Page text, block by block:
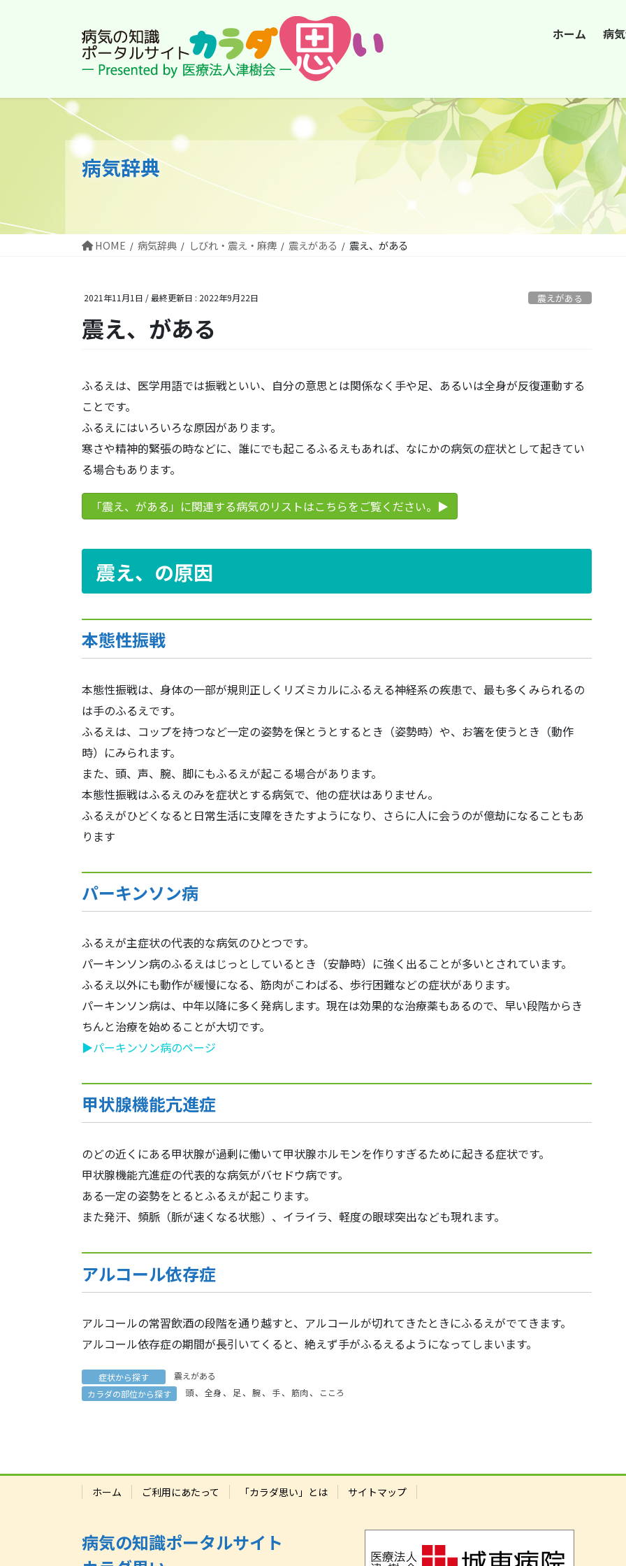
ホーム 病
病気辞典
HOME 病気辞典 しびれ・震え・麻痺 震えがある 震え、がある
2021年11月1日 / 最終更新日 : 2022年9月22日 震えがある
震え、がある
ふるえは、医学用語では振戦といい、自分の意思とは関係なく手や足、あるいは全身が反復運動する
ことです。
ふるえにはいろいろな原因があります。
寒さや精神的緊張の時などに、誰にでも起こるふるえもあれば、なにかの病気の症状として起きてい
る場合もあります。
「震え、がある」に関連する病気のリストはこちらをご覧ください。▶
震え、の原因
本態性振戦
本態性振戦は、身体の一部が規則正しくリズミカルにふるえる神経系の疾患で、最も多くみられるの
は手のふるえです。
ふるえは、コップを持つなど一定の姿勢を保とうとするとき（姿勢時）や、お箸を使うとき（動作
時）にみられます。
また、頭、声、腕、脚にもふるえが起こる場合があります。
本態性振戦はふるえのみを症状とする病気で、他の症状はありません。
ふるえがひどくなると日常生活に支障をきたすようになり、さらに人に会うのが億劫になることもあ
ります
パーキンソン病
ふるえが主症状の代表的な病気のひとつです。
パーキンソン病のふるえはじっとしているとき（安静時）に強く出ることが多いとされています。
ふるえ以外にも動作が緩慢になる、筋肉がこわばる、歩行困難などの症状があります。
パーキンソン病は、中年以降に多く発病します。現在は効果的な治療薬もあるので、早い段階からき
ちんと治療を始めることが大切です。
▶パーキンソン病のページ
甲状腺機能亢進症
のどの近くにある甲状腺が過剰に働いて甲状腺ホルモンを作りすぎるために起きる症状です。
甲状腺機能亢進症の代表的な病気がバセドウ病です。
ある一定の姿勢をとるとふるえが起こります。
また発汗、頻脈（脈が速くなる状態）、イライラ、軽度の眼球突出なども現れます。
アルコール依存症
アルコールの常習飲酒の段階を通り越すと、アルコールが切れてきたときにふるえがでてきます。
アルコール依存症の期間が長引いてくると、絶えず手がふるえるようになってしまいます。
症状から探す
震えがある
カラダの部位から探す
頭、 全身、 足 、 腕、 手、 筋肉 、 こころ
ホーム ご利用にあたって 「カラダ思い」とは サイトマップ
病気の知識ポータルサイト